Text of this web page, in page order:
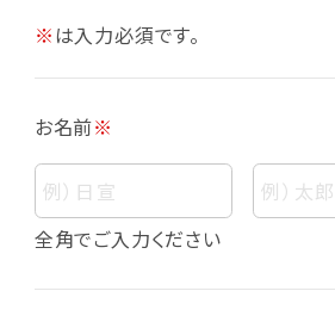
個人情報
個人情報とは、お客様個人に関
て、当該情報を構成する氏名、住
※は入力必須です。
お名前※
全角でご入力ください